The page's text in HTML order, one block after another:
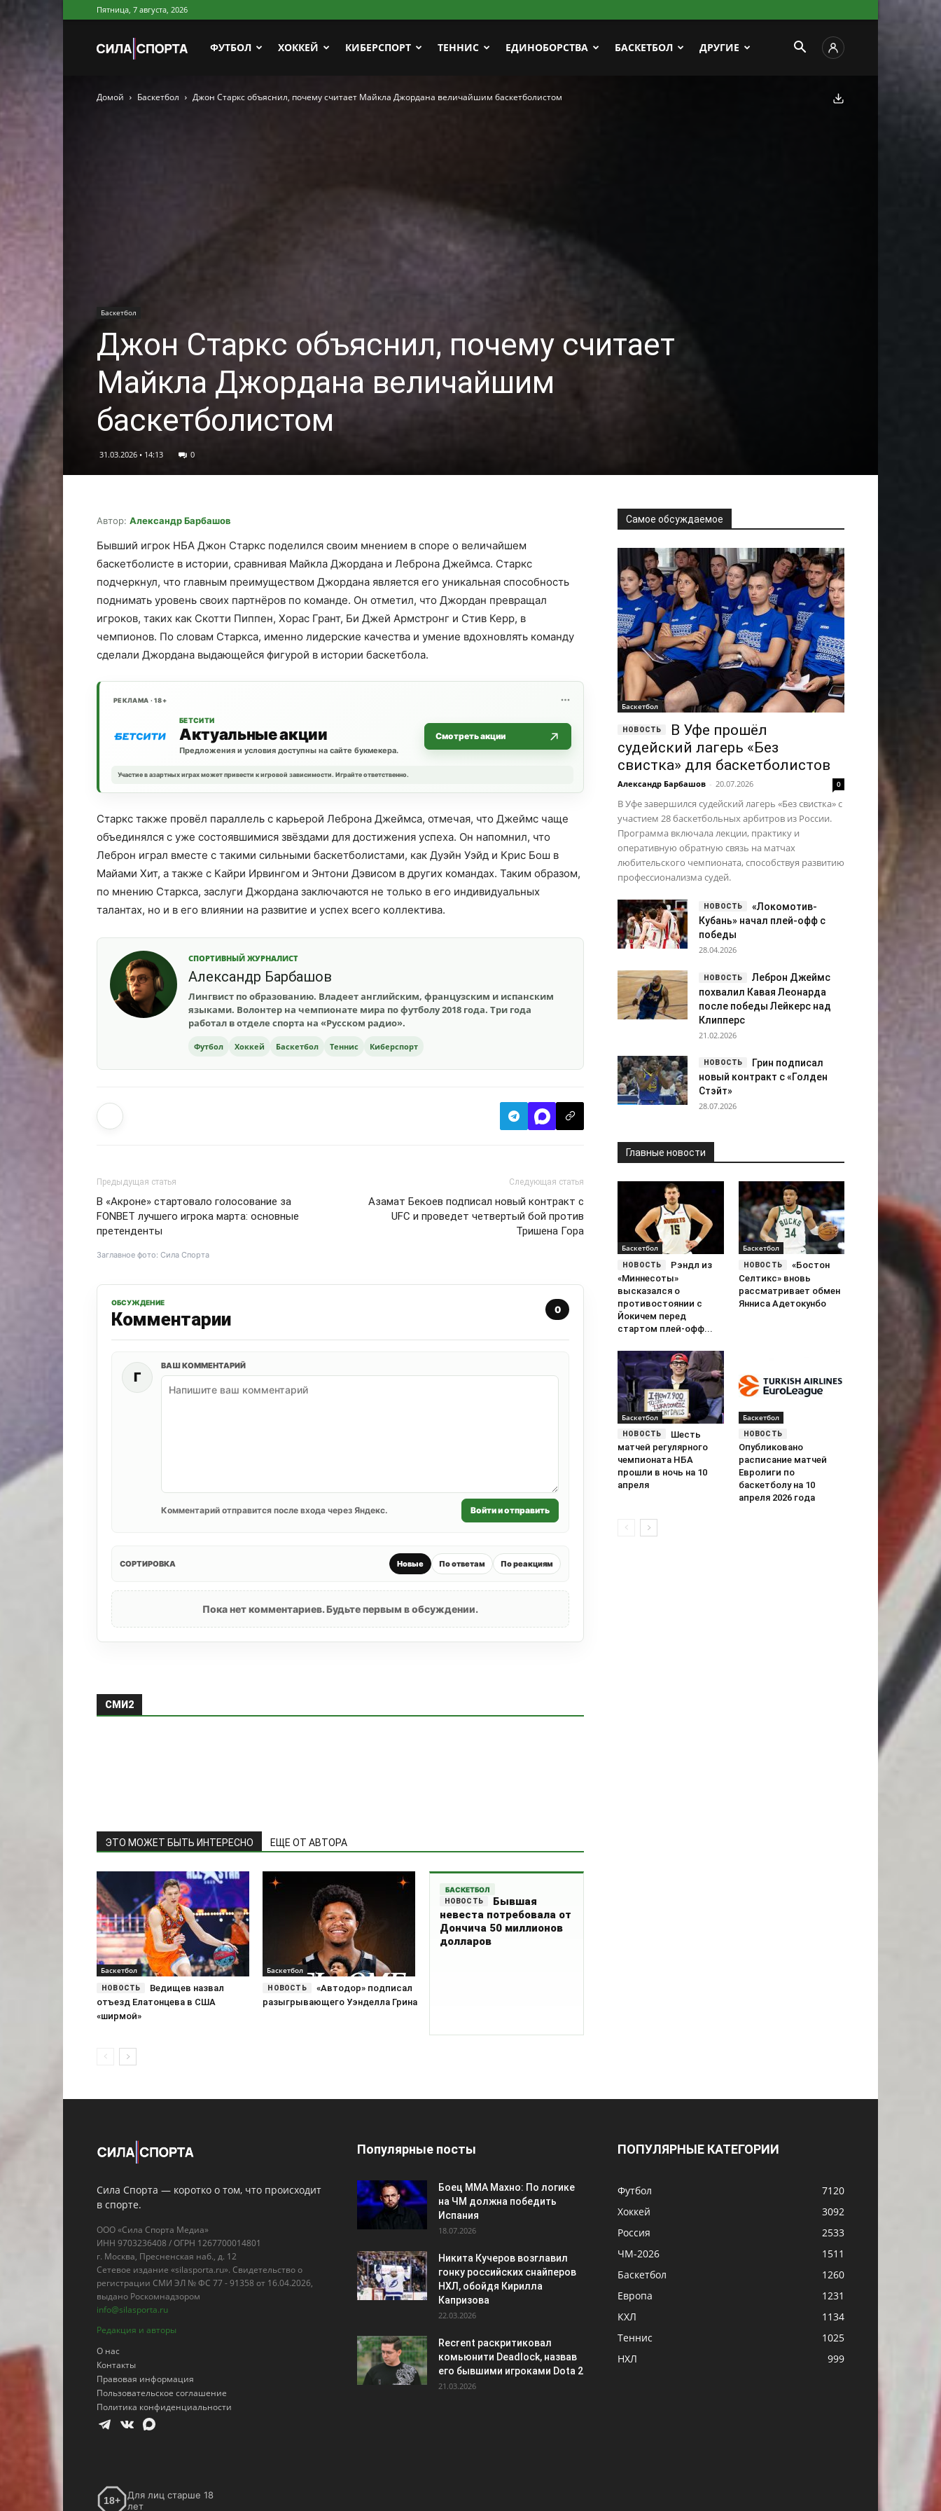
Пятница, 7 августа, 2026
Сила
Спорта
ФУТБОЛ ХОККЕЙ КИБЕРСПОРТ ТЕННИС ЕДИНОБОРСТВА БАСКЕТБОЛ ДРУГИЕ
Домой Баскетбол Джон Старкс объяснил, почему считает Майкла Джордана величайшим баскетболистом
Баскетбол
Джон Старкс объяснил, почему считает
Майкла Джордана величайшим
баскетболистом
31.03.2026 • 14:13 0
Скачать фото
Автор: Александр Барбашов
Бывший игрок НБА Джон Старкс поделился своим мнением в споре о величайшем
баскетболисте в истории, сравнивая Майкла Джордана и Леброна Джеймса. Старкс
подчеркнул, что главным преимуществом Джордана является его уникальная способность
поднимать уровень своих партнёров по команде. Он отметил, что Джордан превращал
игроков, таких как Скотти Пиппен, Хорас Грант, Би Джей Армстронг и Стив Керр, в
чемпионов. По словам Старкса, именно лидерские качества и умение вдохновлять команду
сделали Джордана выдающейся фигурой в истории баскетбола.
РЕКЛАМА · 18+
БЕТСИТИ
Актуальные акции
Предложения и условия доступны на сайте букмекера.
Смотреть акции
Участие в азартных играх может привести к игровой зависимости. Играйте ответственно.
Старкс также провёл параллель с карьерой Леброна Джеймса, отмечая, что Джеймс чаще
объединялся с уже состоявшимися звёздами для достижения успеха. Он напомнил, что
Леброн играл вместе с такими сильными баскетболистами, как Дуэйн Уэйд и Крис Бош в
Майами Хит, а также с Кайри Ирвингом и Энтони Дэвисом в других командах. Таким образом,
по мнению Старкса, заслуги Джордана заключаются не только в его индивидуальных
талантах, но и в его влиянии на развитие и успех всего коллектива.
СПОРТИВНЫЙ ЖУРНАЛИСТ
Александр Барбашов
Лингвист по образованию. Владеет английским, французским и испанским
языками. Волонтер на чемпионате мира по футболу 2018 года. Три года
работал в отделе спорта на «Русском радио».
Футбол Хоккей Баскетбол Теннис Киберспорт
Предыдущая статья
В «Акроне» стартовало голосование за
FONBET лучшего игрока марта: основные
претенденты
Следующая статья
Азамат Бекоев подписал новый контракт с
UFC и проведет четвертый бой против
Тришена Гора
Заглавное фото: Сила Спорта
ОБСУЖДЕНИЕ
Комментарии 0
Г
ВАШ КОММЕНТАРИЙ
Комментарий отправится после входа через Яндекс. Войти и отправить
СОРТИРОВКА Новые По ответам По реакциям
Пока нет комментариев. Будьте первым в обсуждении.
СМИ2
ЭТО МОЖЕТ БЫТЬ ИНТЕРЕСНО ЕЩЕ ОТ АВТОРА
Баскетбол
Ведищев назвал
отъезд Елатонцева в США
«ширмой»
Баскетбол
«Автодор» подписал
разыгрывающего Уэнделла Грина
БАСКЕТБОЛ
Бывшая
невеста потребовала от
Дончича 50 миллионов
долларов
Самое обсуждаемое
Баскетбол
В Уфе прошёл
судейский лагерь «Без
свистка» для баскетболистов
Александр Барбашов - 20.07.2026 0
В Уфе завершился судейский лагерь «Без свистка» с
участием 28 баскетбольных арбитров из России.
Программа включала лекции, практику и
оперативную обратную связь на матчах
любительского чемпионата, способствуя развитию
профессионализма судей.
«Локомотив-
Кубань» начал плей-офф с
победы
28.04.2026
Леброн Джеймс
похвалил Кавая Леонарда
после победы Лейкерс над
Клипперс
21.02.2026
Грин подписал
новый контракт с «Голден
Стэйт»
28.07.2026
Главные новости
Баскетбол
Рэндл из
«Миннесоты»
высказался о
противостоянии с
Йокичем перед
стартом плей-офф...
Баскетбол
«Бостон
Селтикс» вновь
рассматривает обмен
Янниса Адетокунбо
Баскетбол
Шесть
матчей регулярного
чемпионата НБА
прошли в ночь на 10
апреля
Баскетбол
Опубликовано
расписание матчей
Евролиги по
баскетболу на 10
апреля 2026 года
Сила Спорта — коротко о том, что происходит
в спорте.
ООО «Сила Спорта Медиа»
ИНН 9703236408 / ОГРН 1267700014801
г. Москва, Пресненская наб., д. 12
Сетевое издание «silasporta.ru». Свидетельство о
регистрации СМИ ЭЛ № ФС 77 - 91358 от 16.04.2026,
выдано Роскомнадзором
info@silasporta.ru
Редакция и авторы
О нас
Контакты
Правовая информация
Пользовательское соглашение
Политика конфиденциальности
18+
Для лиц старше 18
лет
Популярные посты
Боец ММА Махно: По логике
на ЧМ должна победить
Испания
18.07.2026
Никита Кучеров возглавил
гонку российских снайперов
НХЛ, обойдя Кирилла
Капризова
22.03.2026
Recrent раскритиковал
комьюнити Deadlock, назвав
его бывшими игроками Dota 2
21.03.2026
ПОПУЛЯРНЫЕ КАТЕГОРИИ
Футбол
7120
Хоккей
3092
Россия
2533
ЧМ-2026
1511
Баскетбол
1260
Европа
1231
КХЛ
1134
Теннис
1025
НХЛ
999